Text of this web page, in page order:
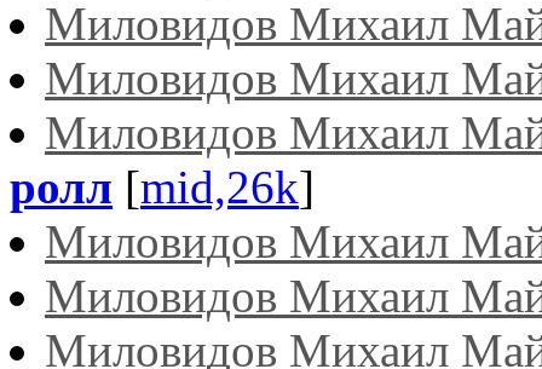
Миловидов Михаил
Миловидов Михаил
Миловидов Михаил
ролл [mid,26k]
Миловидов Михаил
Миловидов Михаил
Миловидов Михаил